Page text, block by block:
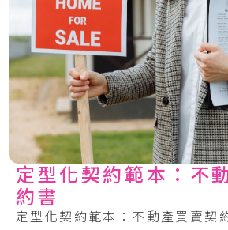
定型化契約範本：不
約書
定型化契約範本：不動產買賣契